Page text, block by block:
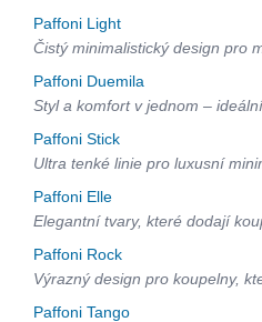
Paffoni Light
Čistý minimalistický design pro
Paffoni Duemila
Styl a komfort v jednom –
Paffoni Stick
Ultra tenké linie pro luxusní
Paffoni Elle
Elegantní tvary, které dodají
Paffoni Rock
Výrazný design pro koupelny,
Paffoni Tango